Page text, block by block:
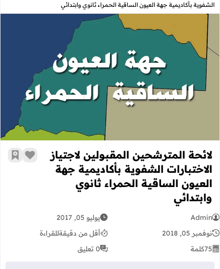
الشفوية بأكاديمية جهة العيون الساقية الحمراء ثانوي وابتدائي
لائحة المترشحين المقبولين لاجتياز
لائحة المترشحين المقبولين لاجتياز
الاختبارات الشفوية بأكاديمية جهة
العيون الساقية الحمراء ثانوي
وابتدائي
زر أضف
Admin
يوليو 05, 2017
نوفمبر 05, 2018
أقل من دقيقةللقراءة
75كلمة 0 تعليق